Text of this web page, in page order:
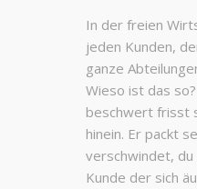
In der freien
jeden Kunden,
ganze
Wieso ist das
beschwert frisst
hinein. Er packt
verschwindet, du
Kunde der sich